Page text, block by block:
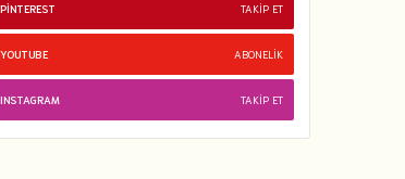
PINTEREST TAKIP ET
YOUTUBE ABONELIK
INSTAGRAM TAKIP ET